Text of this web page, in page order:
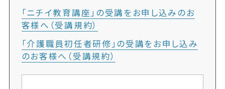
「ニチイ教育講座」の受講をお申し込みのお
客様へ（受講規約）
「介護職員初任者研修」の受講をお申し込み
のお客様へ（受講規約）